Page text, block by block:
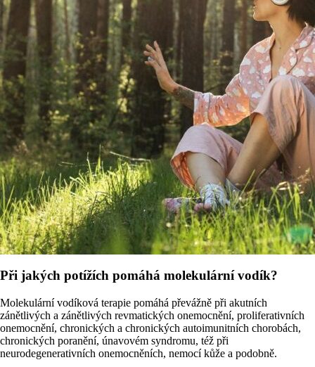
Při jakých potížích pomáhá molekulární vodík?
Molekulární vodíková terapie pomáhá převážně při akutních
zánětlivých a zánětlivých revmatických onemocnění, proliferativních
onemocnění, chronických a chronických autoimunitních chorobách,
chronických poranění, únavovém syndromu, též při
neurodegenerativních onemocněních, nemocí kůže a podobně.